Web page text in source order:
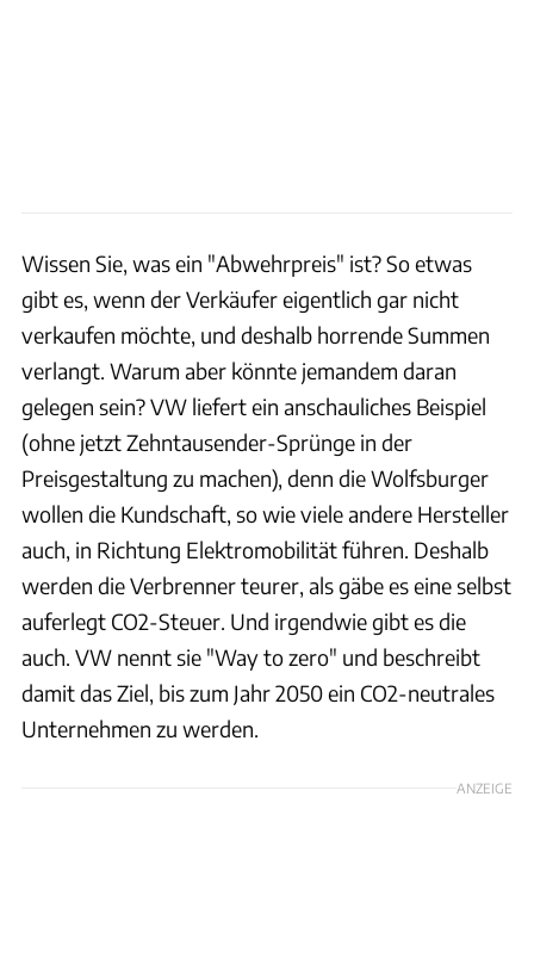
Wissen Sie, was ein "Abwehrpreis" ist? So etwas
gibt es, wenn der Verkäufer eigentlich gar nicht
verkaufen möchte, und deshalb horrende Summen
verlangt. Warum aber könnte jemandem daran
gelegen sein? VW liefert ein anschauliches Beispiel
(ohne jetzt Zehntausender-Sprünge in der
Preisgestaltung zu machen), denn die Wolfsburger
wollen die Kundschaft, so wie viele andere Hersteller
auch, in Richtung Elektromobilität führen. Deshalb
werden die Verbrenner teurer, als gäbe es eine selbst
auferlegt CO2-Steuer. Und irgendwie gibt es die
auch. VW nennt sie "Way to zero" und beschreibt
damit das Ziel, bis zum Jahr 2050 ein CO2-neutrales
Unternehmen zu werden.
ANZEIGE